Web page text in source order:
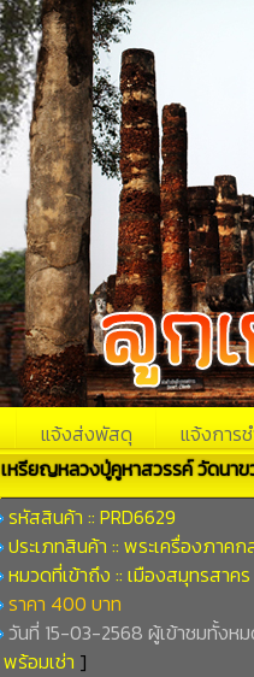
แจ้งส่งพัสดุ แจ้งการช
เหรียญหลวงปู่คูหาสวรรค์ วัดนาข
รหัสสินค้า :: PRD6629
ประเภทสินค้า :: พระเครื่องภาคก
หมวดที่เข้าถึง :: เมืองสมุทรสาคร
ราคา 400 บาท
วันที่ 15-03-2568 ผู้เข้าชมทั้งหม
พร้อมเช่า ]